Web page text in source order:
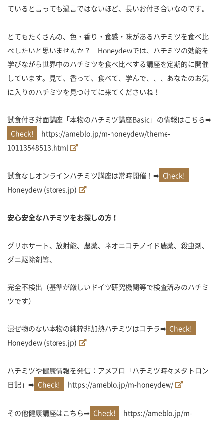
ていると言っても過言ではないほど、長いお付き合いなのです。
とてもたくさんの、色・香り・食感・味があるハチミツを食べ比
べしたいと思いませんか？ Honeydewでは、ハチミツの効能を
学びながら世界中のハチミツを食べ比べする講座を定期的に開催
しています。見て、香って、食べて、学んで、、、あなたのお気
に入りのハチミツを見つけてに来てくださいね！
試食付き対面講座「本物のハチミツ講座Basic」の情報はこちら➡
https://ameblo.jp/m-honeydew/theme-
10113548513.html
試食なしオンラインハチミツ講座は常時開催！➡
Honeydew (stores.jp)
安心安全なハチミツをお探しの方！
グリホサート、放射能、農薬、ネオニコチノイド農薬、殺虫剤、
ダニ駆除剤等、
完全不検出（基準が厳しいドイツ研究機関等で検査済みのハチミ
ツです）
混ぜ物のない本物の純粋非加熱ハチミツはコチラ➡
Honeydew (stores.jp)
ハチミツや健康情報を発信：アメブロ「ハチミツ時々メタトロン
日記」➡
https://ameblo.jp/m-honeydew/
その他健康講座はこちら➡ https://ameblo.jp/m-